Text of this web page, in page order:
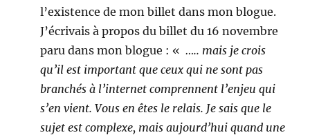
l’existence de mon billet dans mon blogue.
J’écrivais à propos du billet du 16 novembre
paru dans mon blogue : «….. mais je crois
qu’il est important que ceux qui ne sont pas
branchés à l’internet comprennent l’enjeu qui
s’en vient. Vous en êtes le relais. Je sais que le
sujet est complexe, mais aujourd’hui quand une